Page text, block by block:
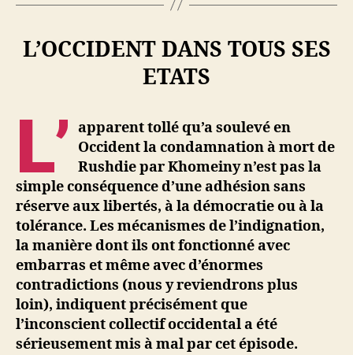
L’OCCIDENT DANS TOUS SES
ETATS
L’ apparent tollé qu’a soulevé en
Occident la condamnation à mort de
Rushdie par Khomeiny n’est pas la
simple conséquence d’une adhésion sans
réserve aux libertés, à la démocratie ou à la
tolérance. Les mécanismes de l’indignation,
la manière dont ils ont fonctionné avec
embarras et même avec d’énormes
contradictions (nous y reviendrons plus
loin), indiquent précisément que
l’inconscient collectif occidental a été
sérieusement mis à mal par cet épisode.